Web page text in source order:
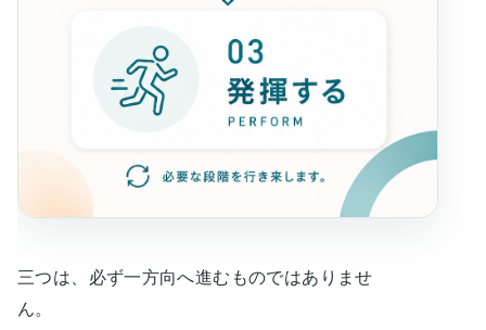
三つは、必ず一方向へ進むものではありませ
ん。